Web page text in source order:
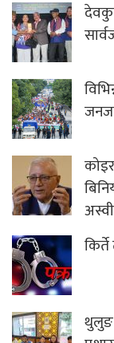
थुलुङ